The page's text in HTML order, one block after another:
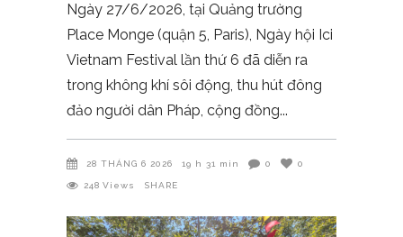
Ngày 27/6/2026, tại Quảng trường
Place Monge (quận 5, Paris), Ngày hội Ici
Vietnam Festival lần thứ 6 đã diễn ra
trong không khí sôi động, thu hút đông
đảo người dân Pháp, cộng đồng
28 THÁNG 6 2026 19 h 31 min 0 0
248 Views SHARE